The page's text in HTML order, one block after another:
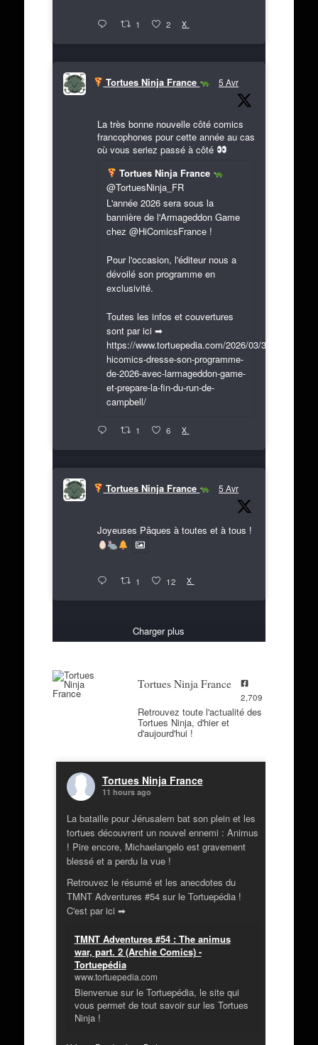
1 2 X
Tortues Ninja France 5 Avr
La très bonne nouvelle côté comics
francophones pour cette année au cas
où vous seriez passé à côté
Tortues Ninja France
@TortuesNinja_FR
L'année 2026 sera sous la
bannière de l'Armageddon Game
chez @HiComicsFrance !
Pour l'occasion, l'éditeur nous a
dévoilé son programme en
exclusivité.
Toutes les infos et couvertures
sont par ici ➡
https://www.tortuepedia.com/2026/03/31/exclusif-
hicomics-dresse-son-programme-
de-2026-avec-larmageddon-game-
et-prepare-la-fin-du-run-de-
campbell/
1 6 X
Tortues Ninja France 5 Avr
Joyeuses Pâques à toutes et à tous !
1 12 X
Charger plus
Tortues Ninja France
2,709
Retrouvez toute l'actualité des
Tortues Ninja, d'hier et
d'aujourd'hui !
Tortues Ninja France
11 hours ago
La bataille pour Jérusalem bat son plein et les
tortues découvrent un nouvel ennemi : Animus
! Pire encore, Michaelangelo est gravement
blessé et a perdu la vue !
Retrouvez le résumé et les anecdotes du
TMNT Adventures #54 sur le Tortuepédia !
C'est par ici ➡
TMNT Adventures #54 : The animus
war, part. 2 (Archie Comics) -
Tortuepédia
www.tortuepedia.com
Bienvenue sur le Tortuepédia, le site qui
vous permet de tout savoir sur les Tortues
Ninja !